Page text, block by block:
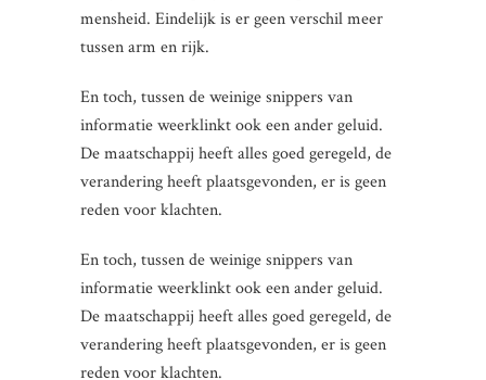
mensheid. Eindelijk is er geen verschil meer
tussen arm en rijk.
En toch, tussen de weinige snippers van
informatie weerklinkt ook een ander geluid.
De maatschappij heeft alles goed geregeld, de
verandering heeft plaatsgevonden, er is geen
reden voor klachten.
En toch, tussen de weinige snippers van
informatie weerklinkt ook een ander geluid.
De maatschappij heeft alles goed geregeld, de
verandering heeft plaatsgevonden, er is geen
reden voor klachten.